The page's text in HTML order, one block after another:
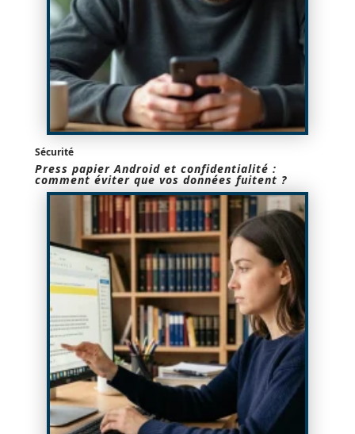
Sécurité
Press papier Android et confidentialité :
comment éviter que vos données fuitent ?